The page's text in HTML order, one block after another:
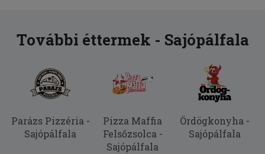
Sajnos nagyon csalódott vagyok. Az
étel ehetetlenül sós volt.
2026-03-18 - Julianna:
Nagyon nagy meglepetés volt, hogy a
rendeléstől számítva fél órán belül
meleg, ízletes volt, a futár kedves és
gyors.
További éttermek - Sajópálfala
Parázs Pizzéria -
Sajópálfala
Pizza Maffia
Felsőzsolca -
Sajópálfala
Ördögkonyha -
Sajópálfala